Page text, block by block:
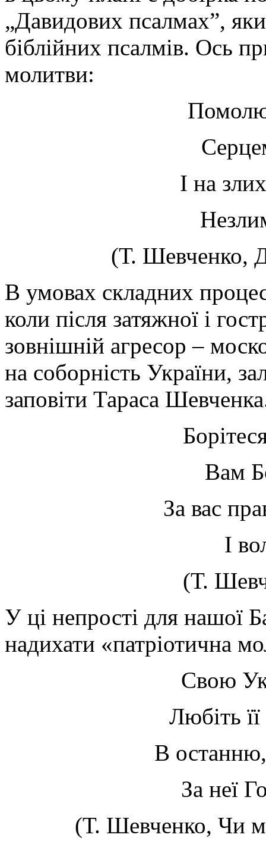
„Давидових псалмах”,
біблійних псалмів. Ось
молитви:
І на
(Т. Шевченко,
В умовах складних
коли після затяжної і
зовнішній агресор –
на соборність України,
заповіти Тараса
Вам
За вас
І
(Т.
У ці непрості для нашої
надихати «патріотична
Свою
Любіть
В
За неї
(Т. Шевченко, Чи